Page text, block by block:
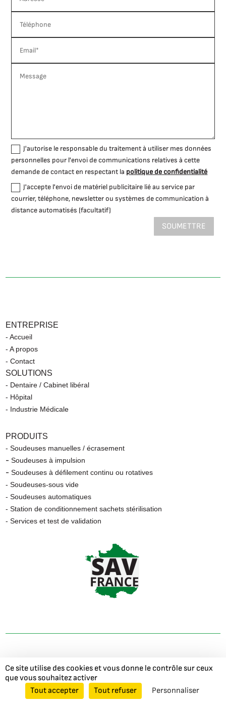
J'autorise le responsable du traitement à utiliser mes données
personnelles pour l'envoi de communications relatives à cette
demande de contact en respectant la politique de confidentialité
J'accepte l'envoi de matériel publicitaire lié au service par
courrier, téléphone, newsletter ou systèmes de communication à
distance automatisés (facultatif)
SOUMETTRE
ENTREPRISE
- Accueil
- A propos
- Contact
SOLUTIONS
- Dentaire / Cabinet libéral
- Hôpital
- Industrie Médicale
PRODUITS
- Soudeuses manuelles / écrasement
-Soudeuses à impulsion
-Soudeuses à défilement continu ou rotatives
- Soudeuses-sous vide
- Soudeuses automatiques
- Station de conditionnement sachets stérilisation
- Services et test de validation
© 2026- Gandus France -Mentions Légales-Politique de
confidentialité-Gestion de cookies
GWM Agency
Ce site utilise des cookies et vous donne le contrôle sur ceux
que vous souhaitez activer
Tout accepter
Tout refuser
Personnaliser